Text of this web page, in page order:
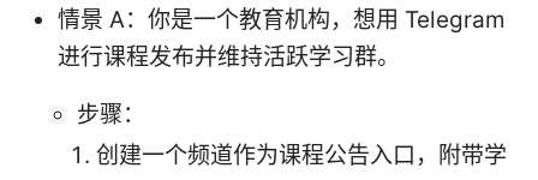
情景 A：你是一个教育机构，想用 Telegram
进行课程发布并维持活跃学习群。
步骤：
创建一个频道作为课程公告入口，附带学